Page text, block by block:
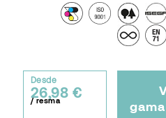
Desde
26,98 €
/ resma